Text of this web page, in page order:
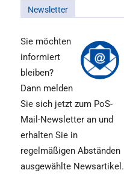
Newsletter
Sie möchten
informiert
bleiben?
Dann melden
Sie sich jetzt zum PoS-
Mail-Newsletter an und
erhalten Sie in
regelmäßigen Abständen
ausgewählte Newsartikel.